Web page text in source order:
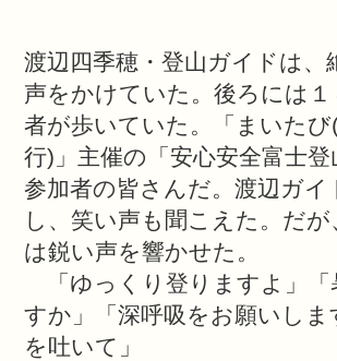
渡辺四季穂・登山ガイドは、
声をかけていた。後ろには１
者が歩いていた。「まいたび
行) 」主催の「安心安全富士
参加者の皆さんだ。渡辺ガイ
し、笑い声も聞こえた。だ
は鋭い声を響かせた。
「ゆっくり登りますよ」「
すか」「深呼吸をお願いしま
を吐いて」